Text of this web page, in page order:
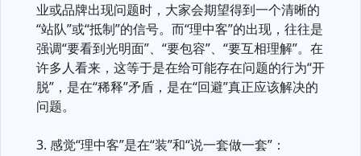
业或品牌出现问题时，大家会期望得到一个清晰的
“站队”或“抵制”的信号。而“理中客”的出现，往往是
强调“要看到光明面”、“要包容”、“要互相理解”。在
许多人看来，这等于是在给可能存在问题的行为“开
脱”，是在“稀释”矛盾，是在“回避”真正应该解决的
问题。
3. 感觉“理中客”是在“装”和“说一套做一套”：